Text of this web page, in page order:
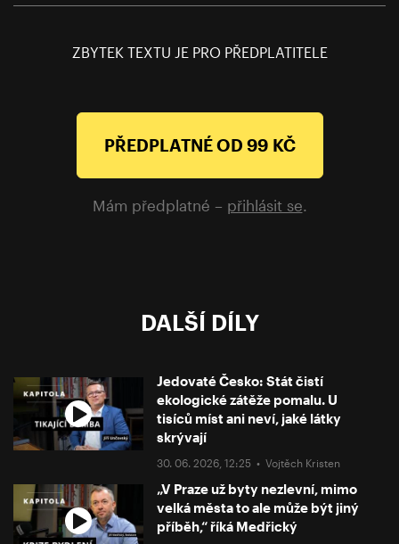
ZBYTEK TEXTU JE PRO PŘEDPLATITELE
PŘEDPLATNÉ OD 99 KČ
Mám předplatné – přihlásit se
DALŠÍ DÍLY
Jedovaté Česko: Stát čistí
ekologické zátěže pomalu. U
tisíců míst ani neví, jaké látky
skrývají
30. 06. 2026, 12:25 •Vojtěch Kristen
„V Praze už byty nezlevní, mimo
velká města to ale může být jiný
příběh,“ říká Medřický